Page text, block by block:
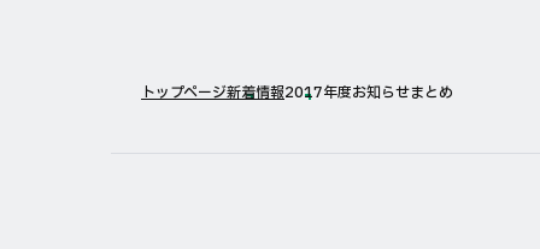
トップページ新着情報2017年度お知らせまとめ